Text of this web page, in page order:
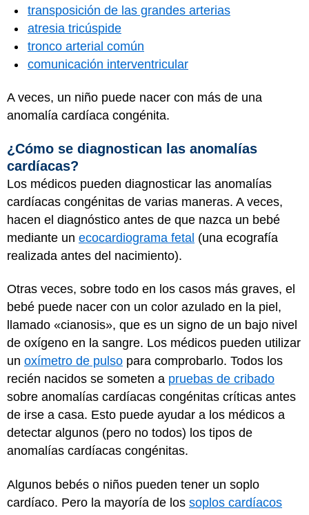
transposición de las grandes arterias
atresia tricúspide
tronco arterial común
comunicación interventricular
A veces, un niño puede nacer con más de una
anomalía cardíaca congénita.
¿Cómo se diagnostican las anomalías
cardíacas?
Los médicos pueden diagnosticar las anomalías
cardíacas congénitas de varias maneras. A veces,
hacen el diagnóstico antes de que nazca un bebé
mediante un ecocardiograma fetal (una ecografía
realizada antes del nacimiento).
Otras veces, sobre todo en los casos más graves, el
bebé puede nacer con un color azulado en la piel,
llamado «cianosis», que es un signo de un bajo nivel
de oxígeno en la sangre. Los médicos pueden utilizar
un oxímetro de pulso para comprobarlo. Todos los
recién nacidos se someten a pruebas de cribado
sobre anomalías cardíacas congénitas críticas antes
de irse a casa. Esto puede ayudar a los médicos a
detectar algunos (pero no todos) los tipos de
anomalías cardíacas congénitas.
Algunos bebés o niños pueden tener un soplo
cardíaco. Pero la mayoría de los soplos cardíacos